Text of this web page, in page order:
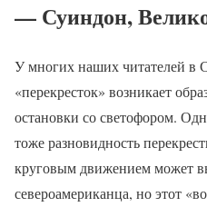
— Суиндон,
У многих наших читателей в
«перекресток» возникает
остановки со светофором.
тоже разновидность
круговым движением может
североамериканца, но этот